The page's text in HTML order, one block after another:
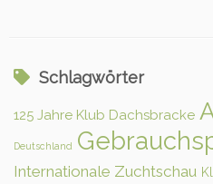
Schlagwörter
125 Jahre Klub Dachsbracke
Deutschland
Internationale Zuchtschau